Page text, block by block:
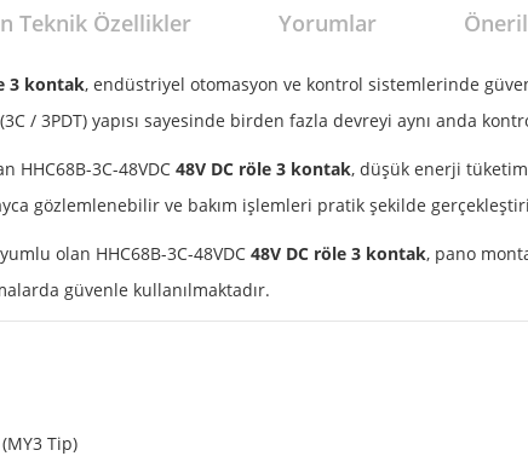
Teknik Özellikler Yorumlar
3 kontak, endüstriyel otomasyon ve kontrol sistemlerinde
/ 3PDT) yapısı sayesinde birden fazla devreyi aynı anda
HHC68B-3C-48VDC 48V DC röle 3 kontak, düşük enerji
gözlemlenebilir ve bakım işlemleri pratik şekilde
olan HHC68B-3C-48VDC 48V DC röle 3 kontak, pano
güvenle kullanılmaktadır.
Tip)